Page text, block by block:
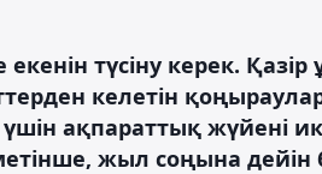
түсіну керек.
келетін
ақпараттық жүйені
жыл соңына дейін